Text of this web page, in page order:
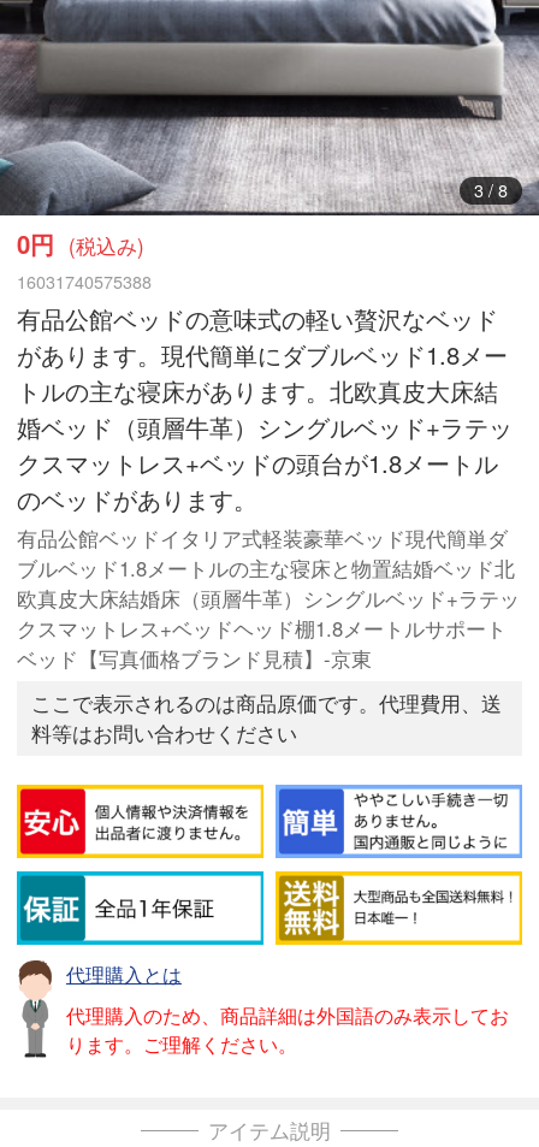
4/ 8
0円 (税込み)
16031740575388
有品公館ベッドの意味式の軽い贅沢なベッド
があります。現代簡単にダブルベッド1.8メー
トルの主な寝床があります。北欧真皮大床結
婚ベッド（頭層牛革）シングルベッド+ラテッ
クスマットレス+ベッドの頭台が1.8メートル
のベッドがあります。
有品公館ベッドイタリア式軽装豪華ベッド現代簡単ダ
ブルベッド1.8メートルの主な寝床と物置結婚ベッド北
欧真皮大床結婚床（頭層牛革）シングルベッド+ラテッ
クスマットレス+ベッドヘッド棚1.8メートルサポート
ベッド【写真価格ブランド見積】-京東
ここで表示されるのは商品原価です。代理費用、送
料等はお問い合わせください
代理購入とは
代理購入のため、商品詳細は外国語のみ表示してお
ります。ご理解ください。
アイテム説明